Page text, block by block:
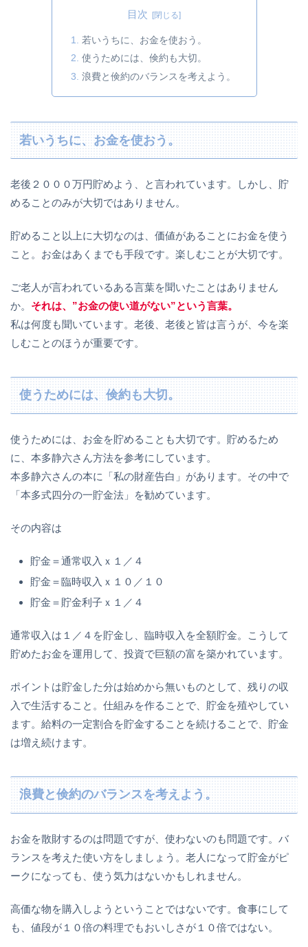
目次
若いうちに、お金を使おう。
使うためには、倹約も大切。
浪費と倹約のバランスを考えよう。
若いうちに、お金を使おう。
老後２０００万円貯めよう、と言われています。しかし、貯
めることのみが大切ではありません。
貯めること以上に大切なのは、価値があることにお金を使う
こと。お金はあくまでも手段です。楽しむことが大切です。
ご老人が言われているある言葉を聞いたことはありません
か。 それは、”お金の使い道がない”という言葉。
私は何度も聞いています。老後、老後と皆は言うが、今を楽
しむことのほうが重要です。
使うためには、倹約も大切。
使うためには、お金を貯めることも大切です。貯めるため
に、本多静六さん方法を参考にしています。
本多静六さんの本に「私の財産告白」があります。その中で
「本多式四分の一貯金法」を勧めています。
その内容は
貯金＝通常収入ｘ１／４
貯金＝臨時収入ｘ１０／１０
貯金＝貯金利子ｘ１／４
通常収入は１／４を貯金し、臨時収入を全額貯金。こうして
貯めたお金を運用して、投資で巨額の富を築かれています。
ポイントは貯金した分は始めから無いものとして、残りの収
入で生活すること。仕組みを作ることで、貯金を殖やしてい
ます。給料の一定割合を貯金することを続けることで、貯金
は増え続けます。
浪費と倹約のバランスを考えよう。
お金を散財するのは問題ですが、使わないのも問題です。バ
ランスを考えた使い方をしましょう。老人になって貯金がピ
ークになっても、使う気力はないかもしれません。
高価な物を購入しようということではないです。食事にして
も、値段が１０倍の料理でもおいしさが１０倍ではない。